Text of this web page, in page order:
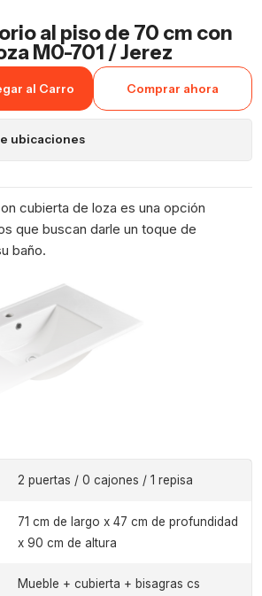
al piso de 70 cm con
M0-701 / Jerez
al Carro Comprar ahora
ubicaciones
cubierta de loza es una opción
que buscan darle un toque de
baño.
2 puertas / 0 cajones / 1 repisa
71 cm de largo x 47 cm de profundidad
x 90 cm de altura
Mueble + cubierta + bisagras cs